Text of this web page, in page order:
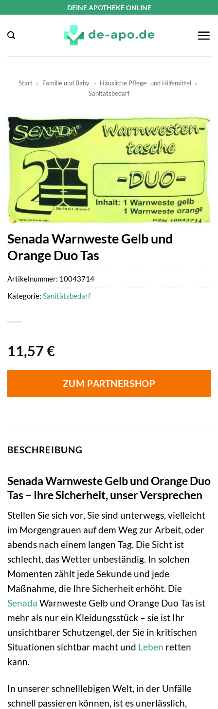
springen
DEINE APOTHEKE ONLINE
Start » Familie und Baby » Häusliche Pflege- und Hilfsmittel »
Sanitätsbedarf
Senada Warnweste Gelb und
Orange Duo Tas
11,57 €
ZUM PARTNERSHOP
Artikelnummer: 10043714
Kategorie: Sanitätsbedarf
BESCHREIBUNG
Senada Warnweste Gelb und Orange Duo
Tas – Ihre Sicherheit, unser Versprechen
Stellen Sie sich vor, Sie sind unterwegs, vielleicht
im Morgengrauen auf dem Weg zur Arbeit, oder
abends nach einem langen Tag. Die Sicht ist
schlecht, das Wetter unbeständig. In solchen
Momenten zählt jede Sekunde und jede
Maßnahme, die Ihre Sicherheit erhöht. Die
Senada Warnweste Gelb und Orange Duo Tas ist
mehr als nur ein Kleidungsstück – sie ist Ihr
unsichtbarer Schutzengel, der Sie in kritischen
Situationen sichtbar macht und Leben retten
kann.
In unserer schnelllebigen Welt, in der Unfälle
schnell passieren können, ist es unerlässlich,